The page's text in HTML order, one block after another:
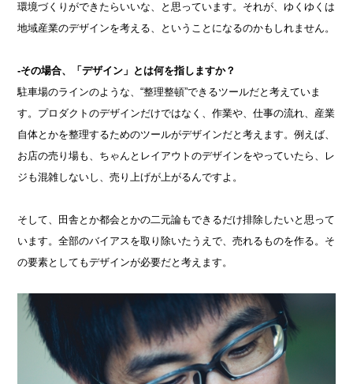
環境づくりができたらいいな、と思っています。それが、ゆくゆくは
地域産業のデザインを考える、ということになるのかもしれません。
-その場合、「デザイン」とは何を指しますか？
駐車場のラインのような、“整理整頓”できるツールだと考えていま
す。プロダクトのデザインだけではなく、作業や、仕事の流れ、産業
自体とかを整理するためのツールがデザインだと考えます。例えば、
お店の売り場も、ちゃんとレイアウトのデザインをやっていたら、レ
ジも混雑しないし、売り上げが上がるんですよ。
そして、田舎とか都会とかの二元論もできるだけ排除したいと思って
います。全部のバイアスを取り除いたうえで、売れるものを作る。そ
の要素としてもデザインが必要だと考えます。